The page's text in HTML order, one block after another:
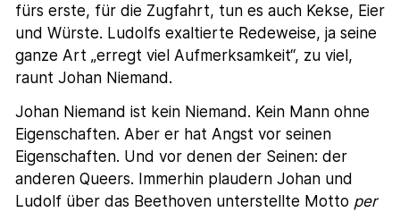
fürs erste, für die Zugfahrt, tun es auch Kekse, Eier
und Würste. Ludolfs exaltierte Redeweise, ja seine
ganze Art „erregt viel Aufmerksamkeit“, zu viel,
raunt Johan Niemand.
Johan Niemand ist kein Niemand. Kein Mann ohne
Eigenschaften. Aber er hat Angst vor seinen
Eigenschaften. Und vor denen der Seinen: der
anderen Queers. Immerhin plaudern Johan und
Ludolf über das Beethoven unterstellte Motto per